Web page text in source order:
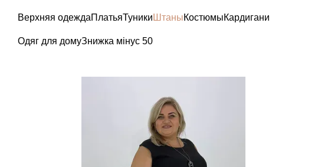
Верхняя одеждаПлатьяТуники ШтаныКостюмыКардигани
Одяг для домуЗнижка мінус 50